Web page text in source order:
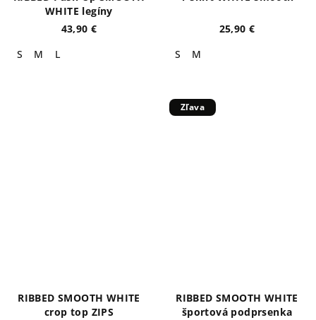
WHITE legíny
43,90 €
S
M L
25,90 €
S
M
RIBBED SMOOTH WHITE
crop top ZIPS
Zľava
RIBBED SMOOTH WHITE
športová podprsenka